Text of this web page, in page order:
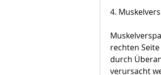
4.
rechten
durch
verursacht